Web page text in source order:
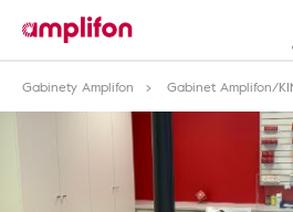
Gabinety Amplifon
Gabinet Amplifon/